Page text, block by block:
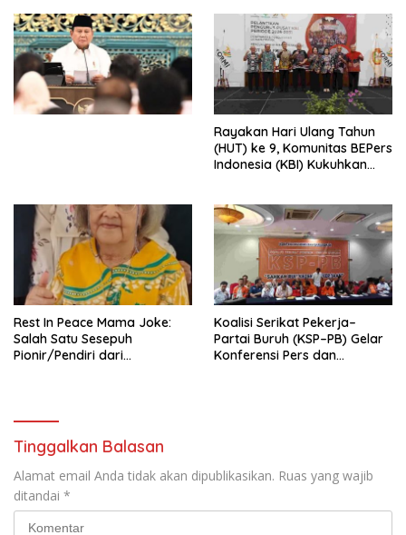
Penjajahan (Pergolakan
Ekonomi Politik Indonesia) &
Simposium Nasional “Urgensi
Undang-Undang
Perekonomian Nasional dan
Kesejahteraan Sosial dalam
Rayakan Hari Ulang Tahun
(HUT) ke 9, Komunitas BEPers
Indonesia (KBI) Kukuhkan
Tema: “Penguatan dan
Pengembangan Organisasi
KBI yang Berbasis Riset di
seluruh Indonesia dan
Mancanegara”.
Rest In Peace Mama Joke:
Salah Satu Sesepuh
Pionir/Pendiri dari
Kasih Allah.
Koalisi Serikat Pekerja–
Partai Buruh (KSP–PB) Gelar
Konferensi Pers dan
Tinggalkan Balasan
Alamat email Anda tidak akan dipublikasikan. Ruas yang wajib
ditandai *